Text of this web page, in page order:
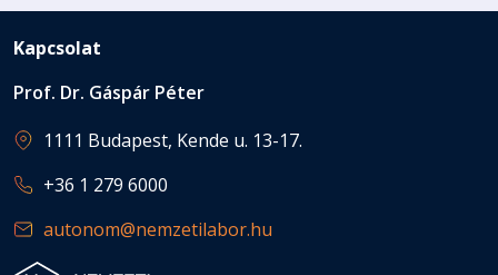
Kapcsolat
Prof. Dr. Gáspár Péter
1111 Budapest, Kende u. 13-17.
+36 1 279 6000
autonom@nemzetilabor.hu